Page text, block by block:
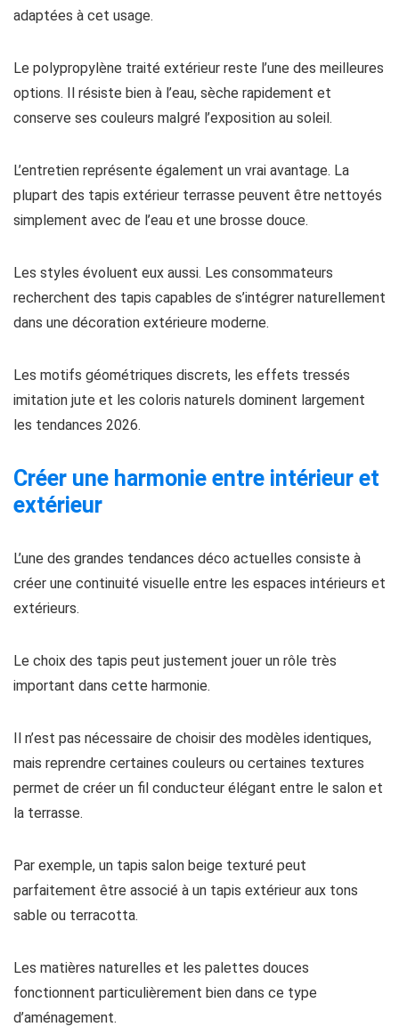
adaptées à cet usage.
Le polypropylène traité extérieur reste l’une des meilleures
options. Il résiste bien à l’eau, sèche rapidement et
conserve ses couleurs malgré l’exposition au soleil.
L’entretien représente également un vrai avantage. La
plupart des tapis extérieur terrasse peuvent être nettoyés
simplement avec de l’eau et une brosse douce.
Les styles évoluent eux aussi. Les consommateurs
recherchent des tapis capables de s’intégrer naturellement
dans une décoration extérieure moderne.
Les motifs géométriques discrets, les effets tressés
imitation jute et les coloris naturels dominent largement
les tendances 2026.
Créer une harmonie entre intérieur et
extérieur
L’une des grandes tendances déco actuelles consiste à
créer une continuité visuelle entre les espaces intérieurs et
extérieurs.
Le choix des tapis peut justement jouer un rôle très
important dans cette harmonie.
Il n’est pas nécessaire de choisir des modèles identiques,
mais reprendre certaines couleurs ou certaines textures
permet de créer un fil conducteur élégant entre le salon et
la terrasse.
Par exemple, un tapis salon beige texturé peut
parfaitement être associé à un tapis extérieur aux tons
sable ou terracotta.
Les matières naturelles et les palettes douces
fonctionnent particulièrement bien dans ce type
d’aménagement.